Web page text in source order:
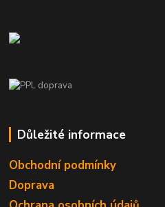
Důležité informace
Obchodní podmínky
Doprava